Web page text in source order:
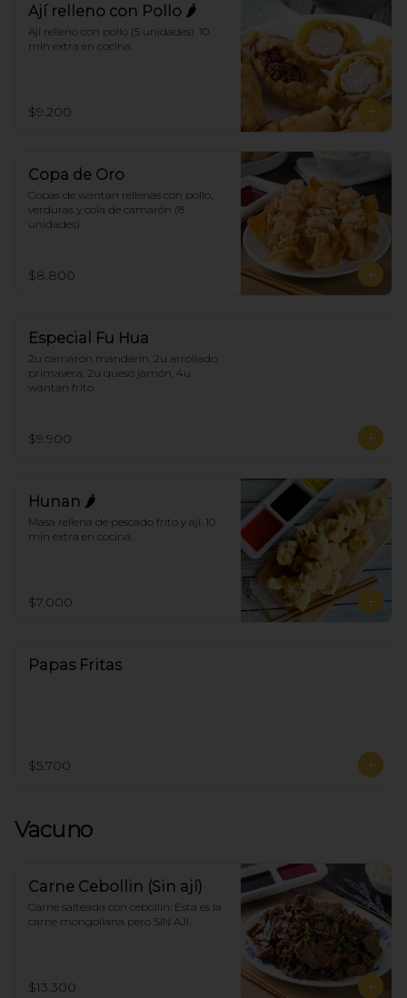
Ají relleno con Pollo 🌶
Ají relleno con pollo (5 unidades). 10
min extra en cocina.
$9.200
Copa de Oro
Copas de wantan rellenas con pollo,
verduras y cola de camarón (8
unidades)
$8.800
Especial Fu Hua
2u camarón mandarín, 2u arrollado
primavera, 2u queso jamón, 4u
wantan frito
$9.900
Hunan 🌶
Masa rellena de pescado frito y ají. 10
min extra en cocina.
$7.000
Papas Fritas
$5.700
Vacuno
Carne Cebollin (Sin ají)
Carne salteada con cebollín. Esta es la
carne mongoliana pero SIN AJI.
$13.300